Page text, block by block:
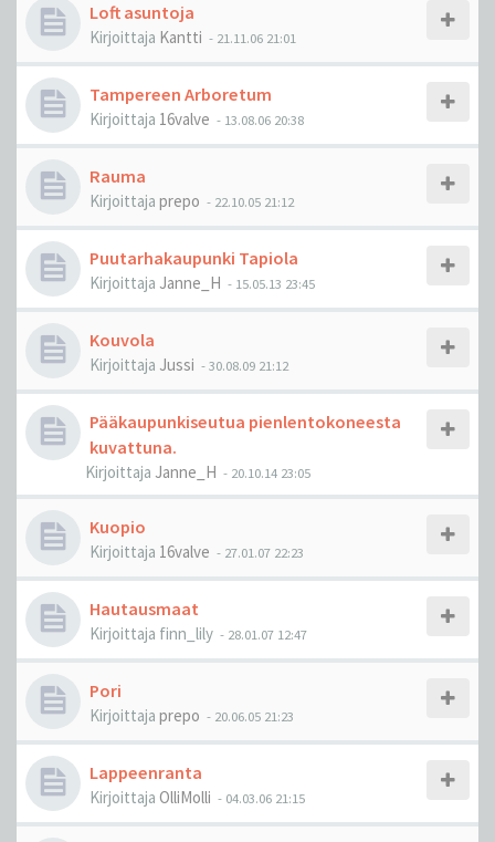
Loft asuntoja
Kirjoittaja Kantti - 21.11.06 21:01
Tampereen Arboretum
Kirjoittaja 16valve - 13.08.06 20:38
Rauma
Kirjoittaja prepo - 22.10.05 21:12
Puutarhakaupunki Tapiola
Kirjoittaja Janne_H - 15.05.13 23:45
Kouvola
Kirjoittaja Jussi -30.08.09 21:12
Pääkaupunkiseutua pienlentokoneesta
kuvattuna.
Kirjoittaja Janne_H - 20.10.14 23:05
Kuopio
Kirjoittaja 16valve - 27.01.07 22:23
Hautausmaat
Kirjoittaja finn_lily - 28.01.07 12:47
Pori
Kirjoittaja prepo - 20.06.05 21:23
Lappeenranta
Kirjoittaja OlliMolli - 04.03.06 21:15